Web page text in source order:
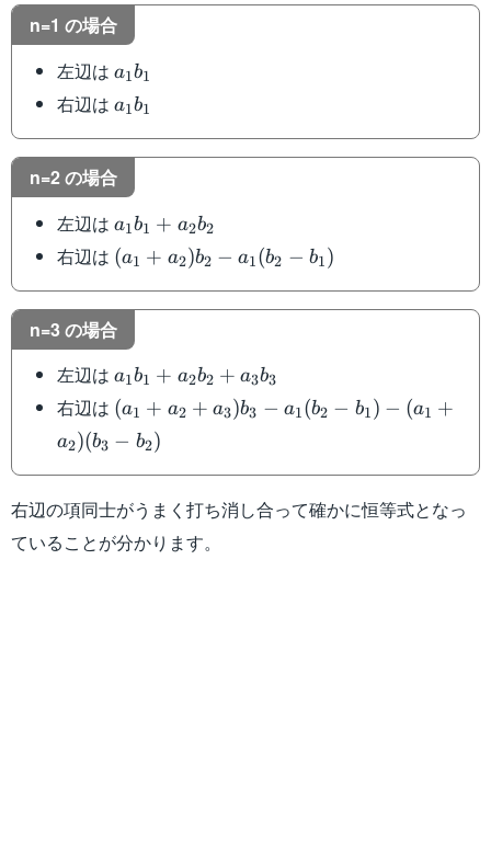
n=1 の場合
左辺はa_1b_1
a1b1
右辺はa_1b_1
a1b1
n=2 の場合
左辺はa_1b_1+a_2b_2
a1b1 + a2b2
右辺は (a_1+a_2)b_2-
a_1(b_2-b_1)
(a1 + a2)b2 − a1(b2 − b1)
n=3 の場合
左辺はa_1b_1+a_2b_2+a_3b_3
a1b1 + a2b2 + a3b3
右辺は (a_1+a_2+a_3)b_3-
a_1(b_2-b_1)-
(a_1+a_2)(b_3-b_2)
(a1 + a2 + a3)b3 − a1(b2 − b1) − (a1 +
a2)(b3 − b2)
右辺の項同士がうまく打ち消し合って確かに恒等式となっ
ていることが分かります。